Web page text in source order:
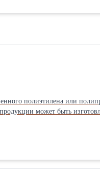
может быть
Емкости пластиковые
—500, ЭВЛ —750, ЭВЛ —
х1170, цвет — синий,
1140 см Высота: 1245 см